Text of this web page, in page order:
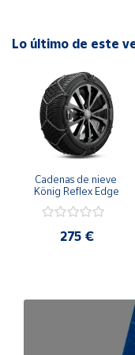
Lo último de este
Cadenas de nieve
König Reflex Edge
275 €